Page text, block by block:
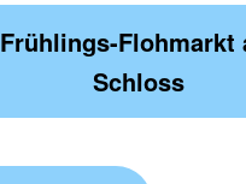
Frühlings-Flohmarkt
Schloss